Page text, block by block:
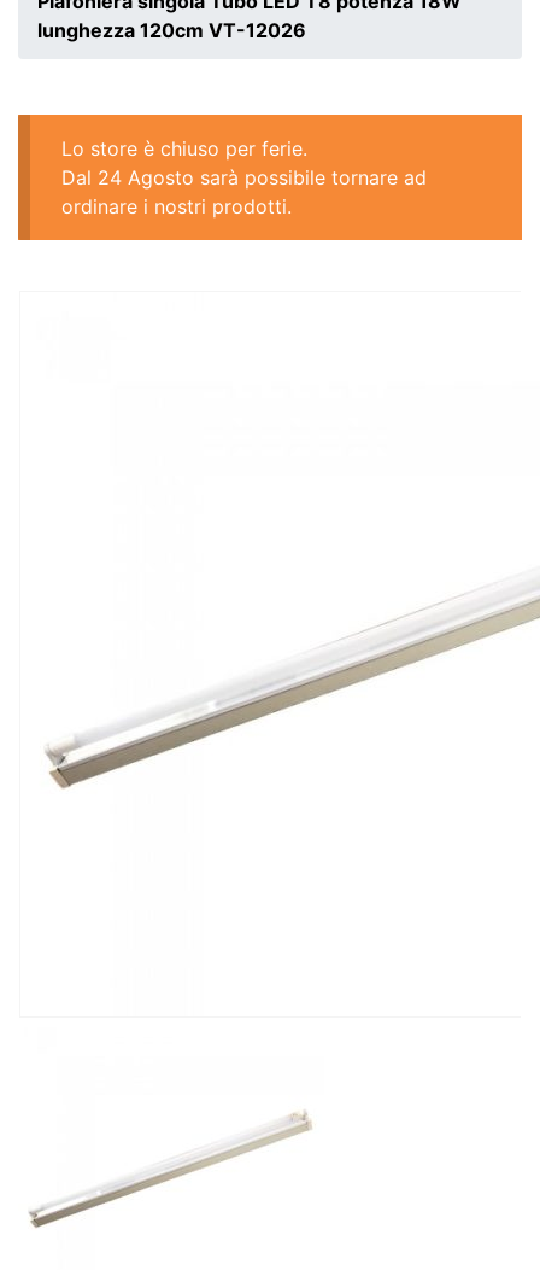
lunghezza 120cm VT-12026
Lo store è chiuso per ferie.
Dal 24 Agosto sarà possibile tornare ad
ordinare i nostri prodotti.